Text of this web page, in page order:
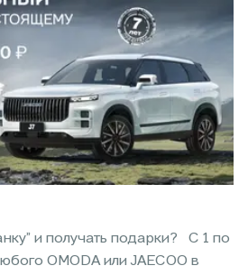
и получать подарки? С 1 по
OMODA или JAECOO в